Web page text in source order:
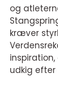
og
kræver
udkig